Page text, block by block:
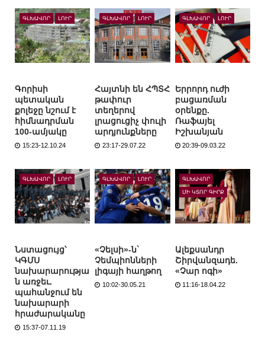
ԳԼԽԱՎՈՐ ԼՈՒՐ
Գորիսի
պետական
քոլեջը նշում է
հիմնադրման
100-ամյակը
15:23-12.10.24
ԳԼԽԱՎՈՐ ԼՈՒՐ
Հայտնի են ՀՊՏՀ
թափուր
տեղերով
լրացուցիչ փուլի
արդյունքները
23:17-29.07.22
ԳԼԽԱՎՈՐ ԼՈՒՐ
Երրորդ ուժի
բացառման
օրենքը.
Ռաֆայել
Իշխանյան
20:39-09.03.22
ԳԼԽԱՎՈՐ ԼՈՒՐ
Նստացույց՝
ԿԳՄՍ
նախարարությա
ն առջեւ.
պահանջում են
նախարարի
հրաժարականը
15:37-07.11.19
ԳԼԽԱՎՈՐ ԼՈՒՐ
«Չելսի»-ն`
Չեմպիոնների
լիգայի հաղթող
10:02-30.05.21
ԳԼԽԱՎՈՐ
ՄԻ ԿՏՈՐ ԳԻՐՔ
Ալեքսանդր
Շիրվանզադե.
«Չար ոգի»
11:16-18.04.22